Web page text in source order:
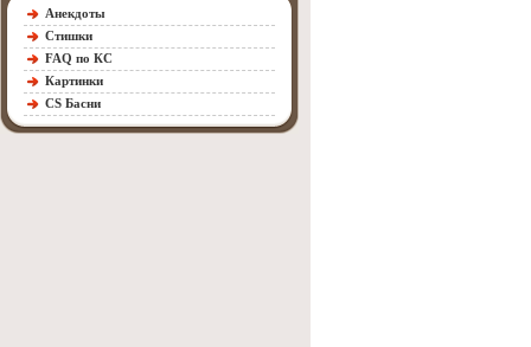
Анекдоты
Стишки
FAQ по КС
Картинки
CS Басни